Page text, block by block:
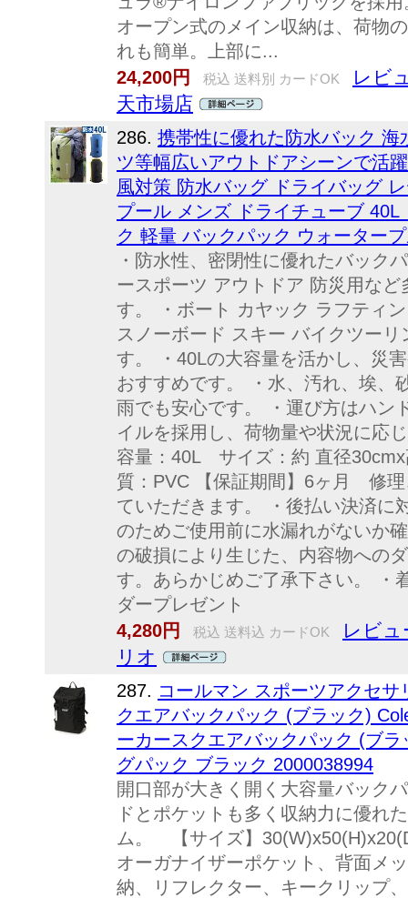
オープン式のメイン収納は、荷物
れも簡単。上部に...
24,200円
税込 送料別 カードOK
レビ
天市場店
286. 携帯性に優れた防水バック
ツ等幅広いアウトドアシーンで活
風対策 防水バッグ ドライバッグ
プール メンズ ドライチューブ
ク 軽量 バックパック ウォーター
・防水性、密閉性に優れたバック
ースポーツ アウトドア 防災用な
す。 ・ボート カヤック ラフティ
スノーボード スキー バイクツー
す。 ・40Lの大容量を活かし、災
おすすめです。 ・水、汚れ、埃、
雨でも安心です。 ・運び方はハン
イルを採用し、荷物量や状況に応
容量：40L サイズ：約 直径
質：PVC 【保証期間】6ヶ月 修
ていただきます。 ・後払い決済に
のためご使用前に水漏れがないか
の破損により生じた、内容物への
す。あらかじめご了承下さい。 ・
ダープレゼント
4,280円
税込 送料込 カードOK
レビュ
リオ
287. コールマン スポーツアクセ
クエアバックパック (ブラック)
ーカースクエアバックパック (ブ
グパック ブラック 2000038994
開口部が大きく開く大容量バック
ドとポケットも多く収納力に優れ
ム。 【サイズ】
オーガナイザーポケット、背面メ
納、リフレクター、キークリップ